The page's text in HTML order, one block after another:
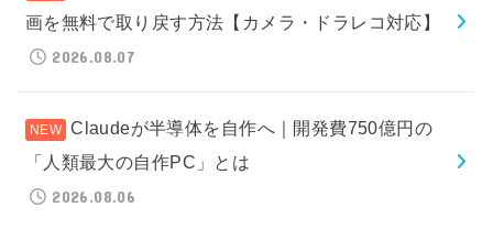
画を無料で取り戻す方法【カメラ・ドラレコ対応】
2026.08.07
Claudeが半導体を自作へ｜開発費750億円の
「人類最大の自作PC」とは
2026.08.06